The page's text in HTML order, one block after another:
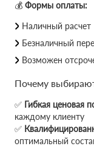
💰 Формы оплаты:
Наличный расчет
Безналичный
Возможен
Почему
✅ Гибкая ценовая
каждому клиенту
✅
оптимальный